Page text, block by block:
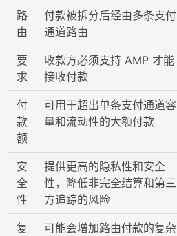
路
由
付款被拆分后经由多条支付
通道路由
要
求
收款方必须支持 AMP 才能
接收付款
付
款
额
可用于超出单条支付通道容
量和流动性的大额付款
安
全
性
提供更高的隐私性和安全
性，降低非完全结算和第三
方追踪的风险
复
可能会增加路由付款的复杂